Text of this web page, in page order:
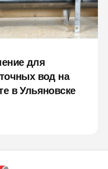
для
вод на
в Ульяновске